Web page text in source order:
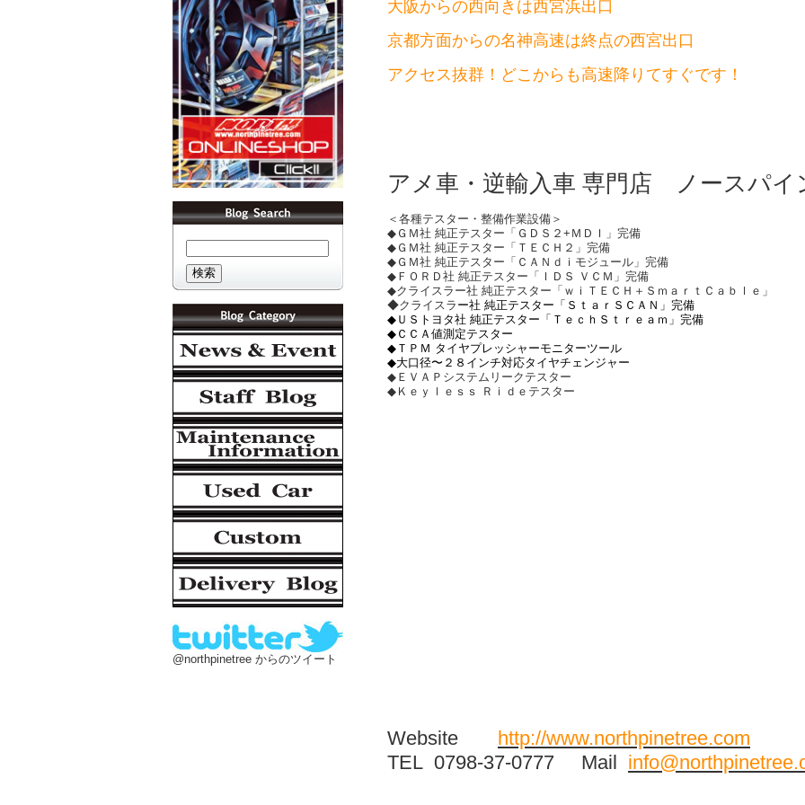
@northpinetree からのツイート
大阪からの西向きは西宮浜出口
京都方面からの名神高速は終点の西宮出口
アクセス抜群！どこからも高速降りてすぐです！
アメ車・逆輸入車 専門店 ノースパイ
＜各種テスター・整備作業設備＞
◆ＧＭ社 純正テスター「ＧＤＳ２+ＭＤＩ」完備
◆ＧＭ社 純正テスター「ＴＥＣＨ２」完備
◆ＧＭ社 純正テスター「ＣＡＮｄｉモジュール」完備
◆ＦＯＲＤ社 純正テスター「ＩＤＳ ＶＣＭ」完備
◆クライスラー社 純正テスター「ｗｉＴＥＣＨ＋ＳｍａｒｔＣａｂｌｅ」
◆クライスラ ー社 純正テスター「ＳｔａｒＳＣＡＮ」完備
◆ＵＳトヨタ社 純正テスター「ＴｅｃｈＳｔｒｅａｍ」完備
◆ＣＣＡ値測定テスター
◆ＴＰＭ タイヤプレッシャーモニターツール
◆大口径〜２８インチ対応タイヤチェンジャー
◆ＥＶＡＰシステムリークテスター
◆Ｋｅｙｌｅｓｓ Ｒｉｄｅテスター
Website http://www.northpinetree.com
TEL 0798-37-0777 Mail